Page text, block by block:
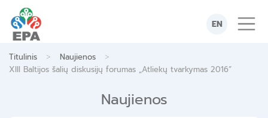
content
EN
Titulinis > Naujienos >
XIII Baltijos šalių diskusijų forumas „Atliekų tvarkymas 2016”
Naujienos